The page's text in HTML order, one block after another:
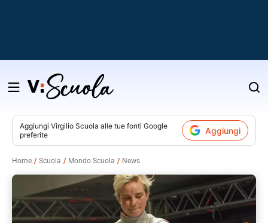
Salta
contenuto
Aggiungi Virgilio Scuola alle tue fonti Google
preferite
Aggiungi
Home Scuola Mondo Scuola News